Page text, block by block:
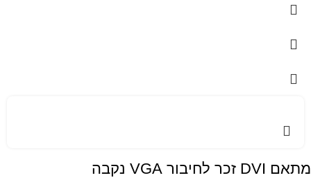
מתאם DVI זכר לחיבור VGA נקבה